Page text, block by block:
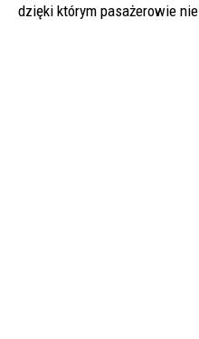
dzięki którym pasażerowie